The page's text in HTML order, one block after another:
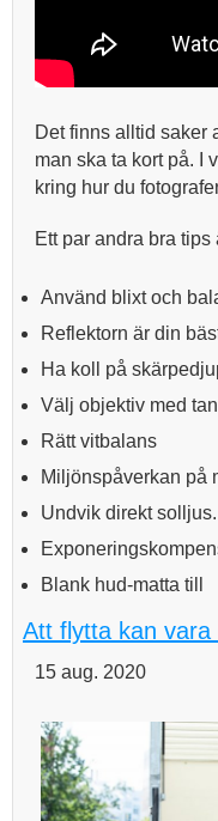
Det finns alltid saker
man ska ta kort på. I
kring hur du
Ett par andra bra tips
Använd blixt och
Reflektorn är din
Ha koll på
Välj objektiv med
Rätt vitbalans
Miljönspåverkan på
Undvik direkt solljus.
Blank hud-matta till
Att flytta kan
15 aug. 2020